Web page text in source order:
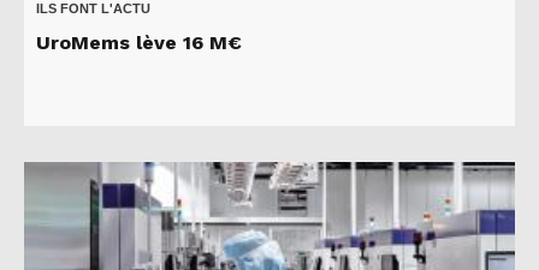
ILS FONT L'ACTU
UroMems lève 16 M€